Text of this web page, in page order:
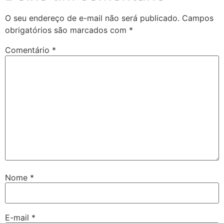
O seu endereço de e-mail não será publicado. Campos
obrigatórios são marcados com *
Comentário *
Nome *
E-mail *